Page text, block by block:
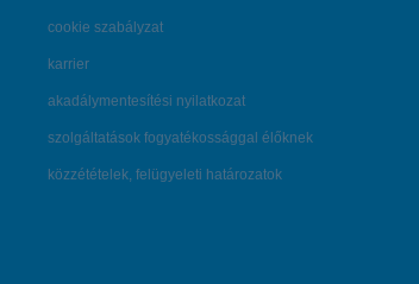
cookie szabályzat
karrier
akadálymentesítési nyilatkozat
szolgáltatások fogyatékossággal élőknek
közzétételek, felügyeleti határozatok